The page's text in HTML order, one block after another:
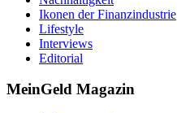
Ikonen der Finanzindustrie
Lifestyle
Interviews
Editorial
MeinGeld Magazin